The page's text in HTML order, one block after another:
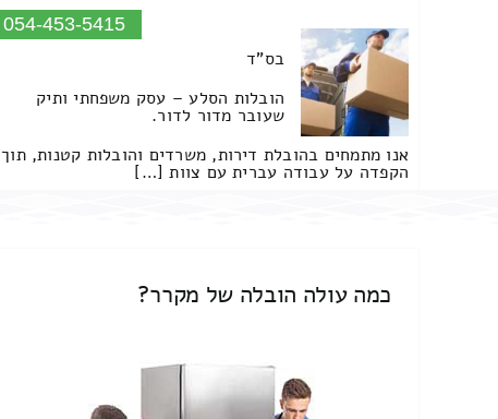
054-453-5415
בס"ד
הובלות הסלע – עסק משפחתי ותיק
שעובר מדור לדור.
אנו מתמחים בהובלת דירות, משרדים והובלות קטנות, תוך
הקפדה על עבודה עברית עם צוות […]
כמה עולה הובלה של מקרר?